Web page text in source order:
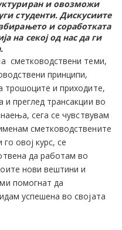
и овозможи
студенти. Дискусиите
и соработката
на секој од нас да ги
сметководствени теми,
принципи,
трошоците и приходите,
и преглед трансакции во
сега се чувствувам
сметководствените
овој курс, се
да работам во
нови вештини и
помогнат да
успешена во својата